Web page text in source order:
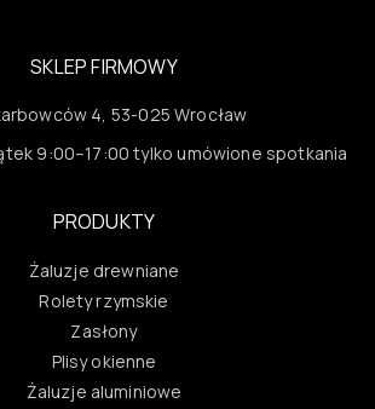
SKLEP FIRMOWY
4, 53-025 Wrocław
9:00–17:00 tylko umówione spotkania
PRODUKTY
Żaluzje drewniane
Rolety rzymskie
Zasłony
Plisy okienne
Żaluzje aluminiowe